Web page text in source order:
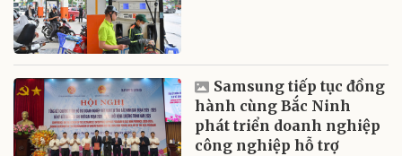
Samsung tiếp tục đồng
hành cùng Bắc Ninh
phát triển doanh nghiệp
công nghiệp hỗ trợ